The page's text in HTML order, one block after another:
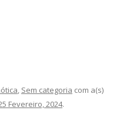
, Sem categoria com a(s)
Fevereiro, 2024.